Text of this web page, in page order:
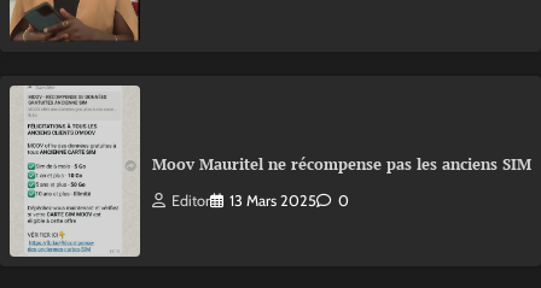
Moov Mauritel ne récompense pas les anciens SIM
Editor 13 Mars 2025 0